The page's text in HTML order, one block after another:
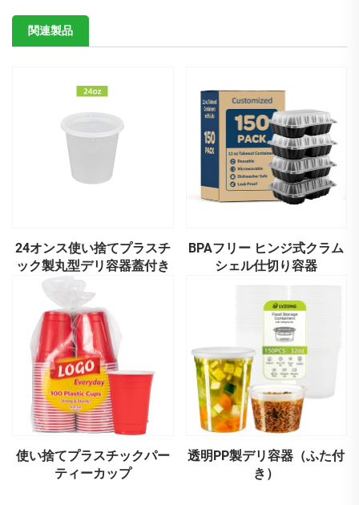
関連製品
24オンス使い捨てプラスチ
ック製丸型デリ容器蓋付き
BPAフリー ヒンジ式クラム
シェル仕切り容器
使い捨てプラスチックパー
ティーカップ
透明PP製デリ容器（ふた付
き）